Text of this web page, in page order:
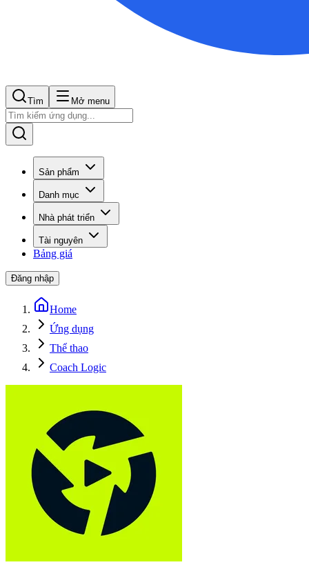
Tìm Mở menu
Sản phẩm
Danh mục
Nhà phát triển
Tài nguyên
Bảng giá
Đăng nhập
Home
Ứng dụng
Thể thao
Coach Logic